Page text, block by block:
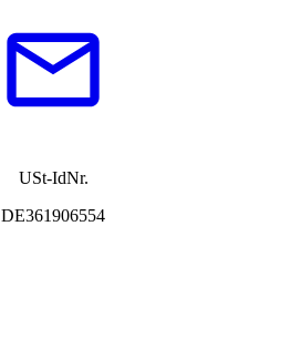
USt-IdNr.
DE361906554